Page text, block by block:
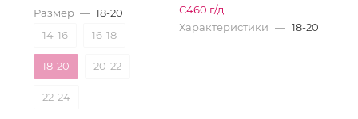
Размер — 18-20
14-16
16-18
18-20 20-22
22-24
С460 г/д
Характеристики — 18-20